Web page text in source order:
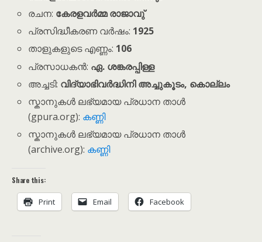
രചന: കേരളവർമ്മ രാജാവു്
പ്രസിദ്ധീകരണ വർഷം: 1925
താളുകളുടെ എണ്ണം: 106
പ്രസാധകൻ: ഏ. ശങ്കരപ്പിള്ള
അച്ചടി: വിദ്യാഭിവർദ്ധിനി അച്ചുകൂടം, കൊല്ലം
സ്കാനുകൾ ലഭ്യമായ പ്രധാന താൾ
(gpura.org): കണ്ണി
സ്കാനുകൾ ലഭ്യമായ പ്രധാന താൾ
(archive.org): കണ്ണി
Share this:
Print Email Facebook